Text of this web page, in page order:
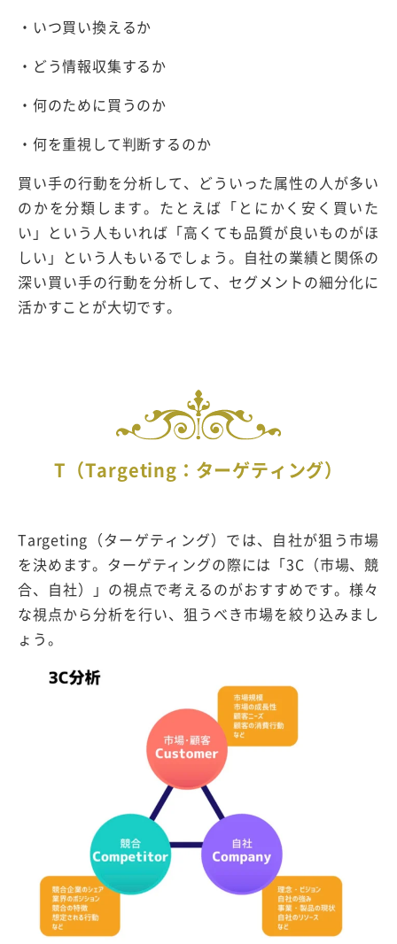
・いつ買い換えるか
・どう情報収集するか
・何のために買うのか
・何を重視して判断するのか
買い手の行動を分析して、どういった属性の人が多い
のかを分類します。たとえば「とにかく安く買いた
い」という人もいれば「高くても品質が良いものがほ
しい」という人もいるでしょう。自社の業績と関係の
深い買い手の行動を分析して、セグメントの細分化に
活かすことが大切です。
T（Targeting：ターゲティング）
Targeting（ターゲティング）では、自社が狙う市場
を決めます。ターゲティングの際には「3C（市場、競
合、自社）」の視点で考えるのがおすすめです。様々
な視点から分析を行い、狙うべき市場を絞り込みまし
ょう。